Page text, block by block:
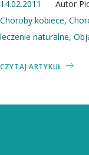
14.02.2011 Autor
Choroby kobiece,
leczenie naturalne,
CZYTAJ ARTYKUŁ